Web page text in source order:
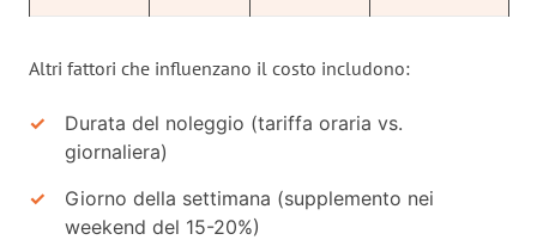
Altri fattori che influenzano il costo includono:
Durata del noleggio (tariffa oraria vs.
giornaliera)
Giorno della settimana (supplemento nei
weekend del 15-20%)